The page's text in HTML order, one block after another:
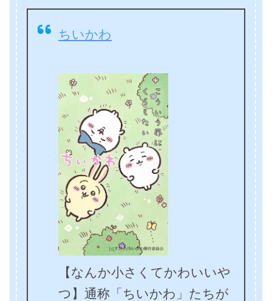
ちいかわ
【なんか小さくてかわいいや
つ】通称「ちいかわ」たちが